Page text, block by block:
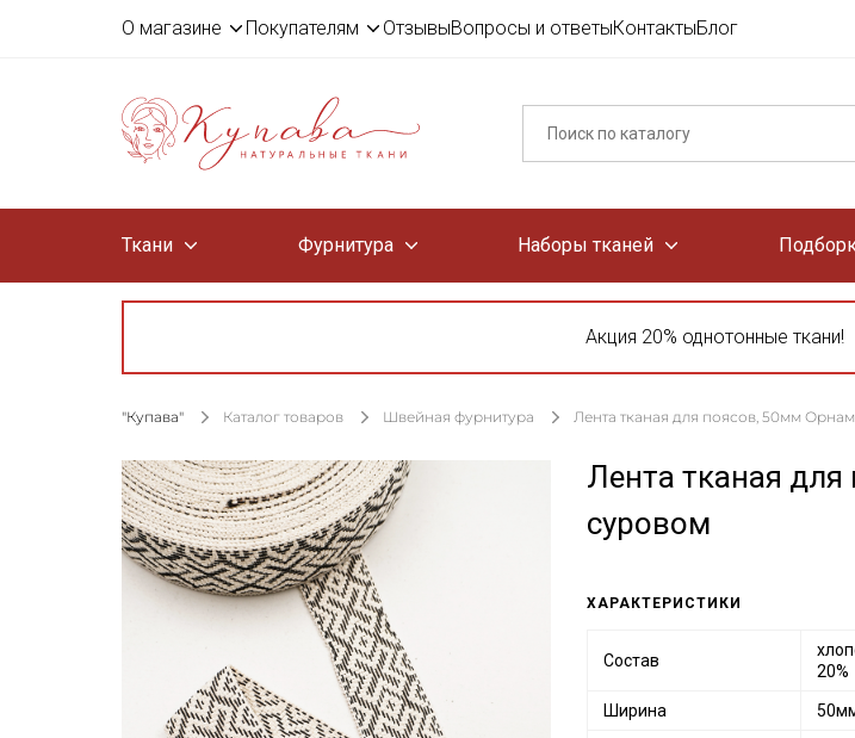
О магазине Покупателям ОтзывыВопросы и ответыКонтактыБлог
Ткани Фурнитура Наборы тканей
Акция 20% однотонные ткани!
"Купава" Каталог товаров Швейная фурнитура Лента тканая для поясов, 50мм
Лента тканая
суровом
ХАРАКТЕРИСТИКИ
Состав
20%
Ширина